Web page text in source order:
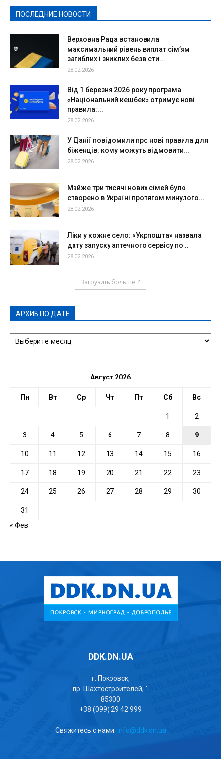
ПОСЛЕДНИЕ НОВОСТИ
Верховна Рада встановила
максимальний рівень виплат сім’ям
загиблих і зниклих безвісти...
28.02.2026
Від 1 березня 2026 року програма
«Національний кешбек» отримує нові
правила:...
28.02.2026
У Данії повідомили про нові правила для
біженців: кому можуть відмовити...
28.02.2026
Майже три тисячі нових сімей було
створено в Україні протягом минулого...
28.02.2026
Ліки у кожне село: «Укрпошта» назвала
дату запуску аптечного сервісу по...
28.02.2026
Загрузить больше
АРХИВ ПО ДАТЕ
АРХИВ
ПО
Август 2026
Пн Вт Ср Чт Пт Сб Вс
1 2
3 4 5 6 7 8 9
10 11 12 13 14 15 16
17 18 19 20 21 22 23
24 25 26 27 28 29 30
31
« Фев
DDK.DN.UA
г. Покровск,
пр. Шахтостроителей, 1
85300
+38 (099) 29 42 999
Свяжитесь с нами: info@ddk.dn.ua